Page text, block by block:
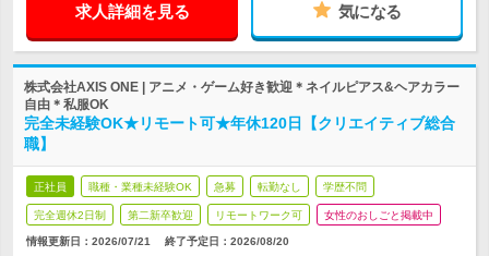
求人詳細を見る 気になる
株式会社AXIS ONE | アニメ・ゲーム好き歓迎＊ネイルピアス&ヘアカラー
自由＊私服OK
完全未経験OK★リモート可★年休120日【クリエイティブ総合
職】
正社員 職種・業種未経験OK 急募 転勤なし 学歴不問
完全週休2日制 第二新卒歓迎 リモートワーク可 女性のおしごと掲載中
情報更新日：2026/07/21 終了予定日： 2026/08/20